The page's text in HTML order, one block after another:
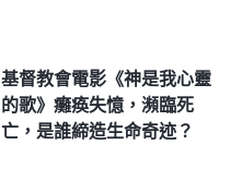
基督教會電影《神是我心靈
的歌》癱痪失憶，瀕臨死
亡，是誰締造生命奇迹？